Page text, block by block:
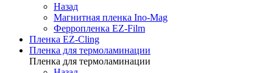
Назад
Магнитная пленка Ino-Mag
Ферропленка EZ-Film
Пленка EZ-Cling
Пленка для термоламинации
Пленка для термоламинации